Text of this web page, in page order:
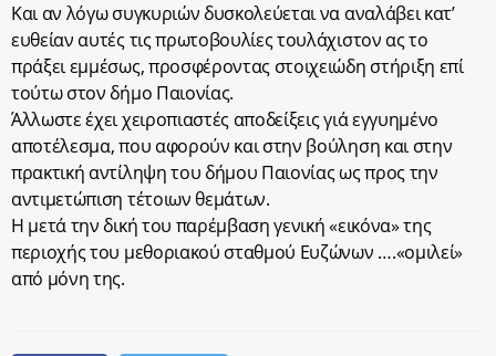
Και αν λόγω συγκυριών δυσκολεύεται να αναλάβει κατ’
ευθείαν αυτές τις πρωτοβουλίες τουλάχιστον ας το
πράξει εμμέσως, προσφέροντας στοιχειώδη στήριξη επί
τούτω στον δήμο Παιονίας.
Άλλωστε έχει χειροπιαστές αποδείξεις γιά εγγυημένο
αποτέλεσμα, που αφορούν και στην βούληση και στην
πρακτική αντίληψη του δήμου Παιονίας ως προς την
αντιμετώπιση τέτοιων θεμάτων.
Η μετά την δική του παρέμβαση γενική «εικόνα» της
περιοχής του μεθοριακού σταθμού Ευζώνων ….«ομιλεί»
από μόνη της.